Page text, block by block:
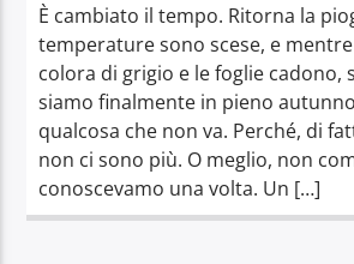
È cambiato il tempo. Ritorna la
temperature sono scese, e
colora di grigio e le foglie cadono,
siamo finalmente in pieno
qualcosa che non va. Perché, di
non ci sono più. O meglio, non
conoscevamo una volta. Un […]